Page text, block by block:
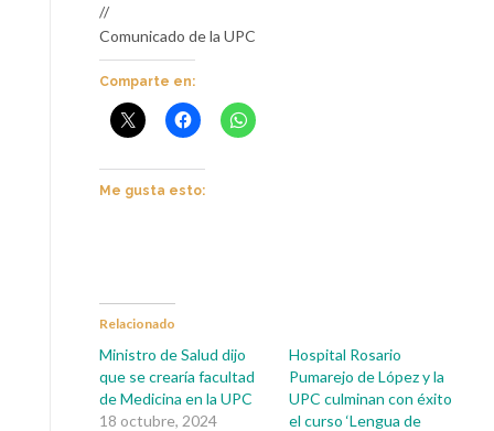
//
Comunicado de la UPC
Comparte en:
Me gusta esto:
Relacionado
Ministro de Salud dijo
que se crearía facultad
de Medicina en la UPC
18 octubre, 2024
Hospital Rosario
Pumarejo de López y la
UPC culminan con éxito
el curso ‘Lengua de